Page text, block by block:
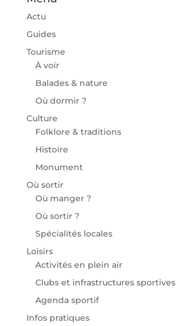
Actu
Guides
Tourisme
À voir
Balades & nature
Où dormir ?
Culture
Folklore & traditions
Histoire
Monument
Où sortir
Où manger ?
Où sortir ?
Spécialités locales
Loisirs
Activités en plein air
Clubs et infrastructures sportives
Agenda sportif
Infos pratiques